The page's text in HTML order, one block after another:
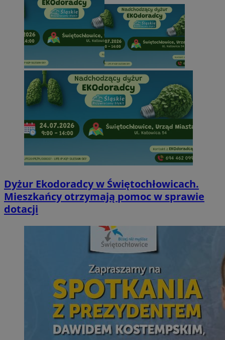
Dyżur Ekodoradcy w Świętochłowicach.
Mieszkańcy otrzymają pomoc w sprawie
dotacji